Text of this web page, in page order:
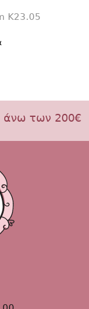
K23.05
άνω των 200€